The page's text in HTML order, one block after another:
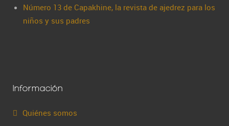
Número 13 de Capakhine, la revista de ajedrez para los
niños y sus padres
Información
Quiénes somos